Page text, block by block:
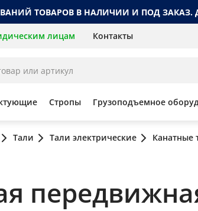
ТОВАРОВ В НАЛИЧИИ И ПОД ЗАКАЗ.
лицам Контакты
Стропы Грузоподъемное
Тали Тали электрические
Канатные